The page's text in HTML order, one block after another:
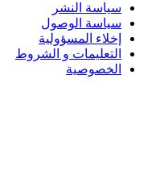
سياسة النشر
سياسة الوصول
إخلاء المسؤولية
التعليمات و الشروط
الخصوصية